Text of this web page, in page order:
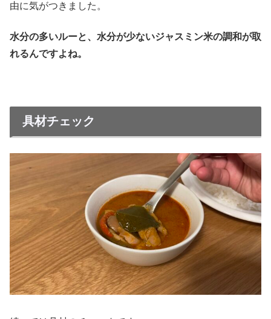
由に気がつきました。
水分の多いルーと、水分が少ないジャスミン米の調和が取
れるんですよね。
具材チェック